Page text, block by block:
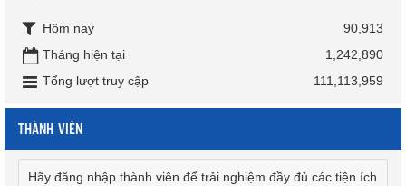
Hôm nay
90,913
Tháng hiện tại
1,242,890
Tổng lượt truy cập
111,113,959
THÀNH VIÊN
Hãy đăng nhập thành viên để trải nghiệm đầy đủ các tiện ích